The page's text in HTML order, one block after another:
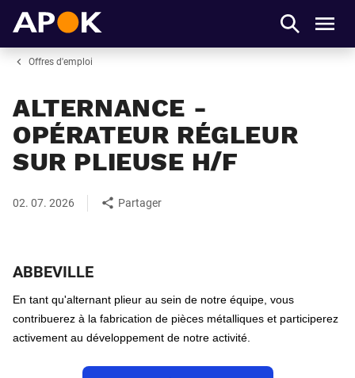
Offres d'emploi
ALTERNANCE -
OPÉRATEUR RÉGLEUR
SUR PLIEUSE H/F
02. 07. 2026 Partager
ABBEVILLE
En tant qu'alternant plieur au sein de notre équipe, vous
contribuerez à la fabrication de pièces métalliques et participerez
activement au développement de notre activité.